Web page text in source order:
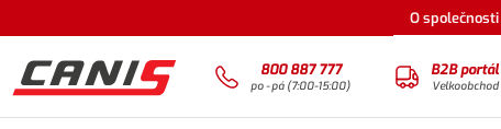
O společnosti
800 887 777
po - pá (7:00-15:00)
B2B portál
Velkoobchod